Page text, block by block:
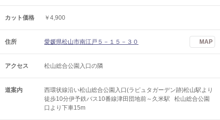
カット価格 ￥4,900
住所 愛媛県松山市南江戸５－１５－３０ MAP
アクセス 松山総合公園入口の隣
道案内
西環状線沿い松山総合公園入口(ラピュタガーデン跡)松山駅より
徒歩10分伊予鉄バス10番線津田団地前～久米駅 松山総合公園
口より下車15m